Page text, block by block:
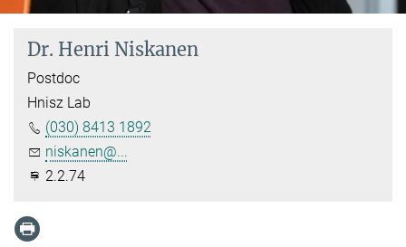
Dr. Henri Niskanen
Postdoc
Hnisz Lab
(030) 8413 1892
niskanen@...
2.2.74